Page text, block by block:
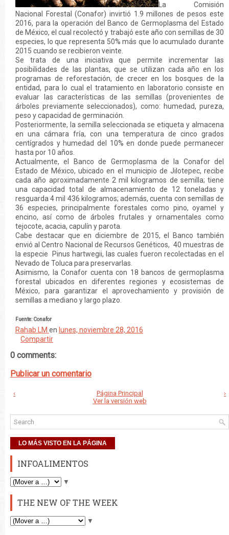
La Comisión
Nacional Forestal (Conafor) invirtió 1.9 millones de pesos este
2016, para la operación del Banco de Germoplasma del Estado
de México, el cual recolectó y trabajó este año con semillas de 30
especies, lo que representa 50% más que lo acumulado durante
2015 cuando se recibieron veinte.
Se trata de una iniciativa que permite incrementar las
posibilidades de las plantas, que se utilizan cada año en los
programas de reforestación, de crecer en los bosques de la
entidad, para lo cual el tratamiento en laboratorio consiste en
evaluar las características de las semillas (provenientes de
árboles previamente seleccionados), como: humedad, pureza,
peso y capacidad de germinación.
Posteriormente, la semilla seleccionada se etiqueta y almacena
en una cámara fría, con una temperatura de cinco grados
centígrados y humedad del 10% en donde puede permanecer
hasta por 10 años.
Actualmente, el Banco de Germoplasma de la Conafor del
Estado de México, ubicado en el municipio de Jilotepec, recibe
cada año aproximadamente 2 mil kilogramos de semilla; tiene
una capacidad total de almacenamiento de 12 toneladas y
resguarda 4 mil 436 kilogramos; además, cuenta con semillas de
36 especies, principalmente forestales como pino, oyamel y
encino, así como de árboles frutales y ornamentales como
tejocote, acacia, capulín y parota.
Cabe destacar que en diciembre de 2015, el Banco también
envió al Centro Nacional de Recursos Genéticos, 40 muestras de
la especie Pinus hartwegii, las cuales fueron recolectadas en el
Nevado de Toluca para preservarlas.
Asimismo, la Conafor cuenta con 18 bancos de germoplasma
forestal ubicados en diferentes regiones y ecosistemas de
México, para garantizar el aprovechamiento y provisión de
semillas a mediano y largo plazo.
Fuente: Conafor
Rahab LM en lunes, noviembre 28, 2016
Compartir
0 comments:
Publicar un comentario
‹ ›
Página Principal
Ver la versión web
LO MÁS VISTO EN LA PÁGINA
INFOALIMENTOS
▼
THE NEW OF THE WEEK
▼